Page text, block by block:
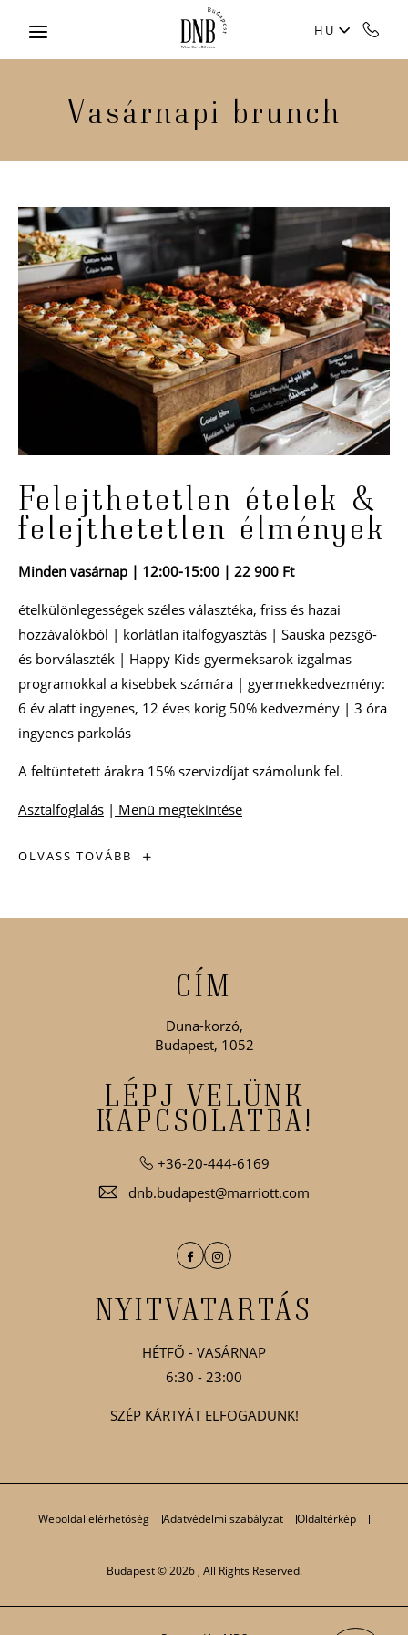
HU
Vasárnapi brunch
Felejthetetlen ételek &
felejthetetlen élmények
Minden vasárnap | 12:00-15:00 | 22 900 Ft
ételkülönlegességek széles választéka, friss és hazai
hozzávalókból | korlátlan italfogyasztás | Sauska pezsgő-
és borválaszték | Happy Kids gyermeksarok izgalmas
programokkal a kisebbek számára | gyermekkedvezmény:
6 év alatt ingyenes, 12 éves korig 50% kedvezmény | 3 óra
ingyenes parkolás
A feltüntetett árakra 15% szervizdíjat számolunk fel.
Asztalfoglalás | Menü megtekintése
OLVASS TOVÁBB
Felejthetetlen
CÍM
Duna-korzó,
Budapest, 1052
LÉPJ VELÜNK
KAPCSOLATBA!
+36-20-444-6169
dnb.budapest@marriott.com
FacebookInstagram
NYITVATARTÁS
HÉTFŐ - VASÁRNAP
6:30 - 23:00
SZÉP KÁRTYÁT ELFOGADUNK!
Weboldal elérhetőség Adatvédelmi szabályzat Oldaltérkép
Budapest © 2026 , All Rights Reserved.